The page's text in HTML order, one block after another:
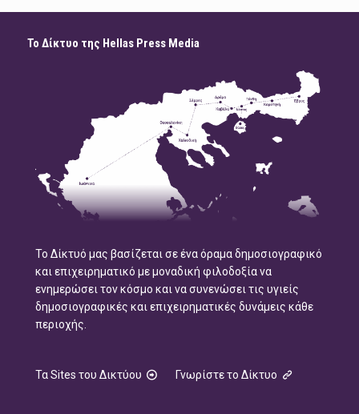
Το Δίκτυο της Hellas Press Media
Το Δίκτυό μας βασίζεται σε ένα όραμα δημοσιογραφικό
και επιχειρηματικό με μοναδική φιλοδοξία να
ενημερώσει τον κόσμο και να συνενώσει τις υγιείς
δημοσιογραφικές και επιχειρηματικές δυνάμεις κάθε
περιοχής.
Τα Sites του Δικτύου Γνωρίστε το Δίκτυο